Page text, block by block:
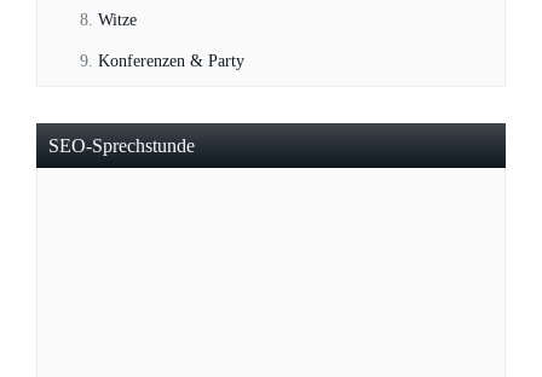
Witze
Konferenzen & Party
SEO-Sprechstunde